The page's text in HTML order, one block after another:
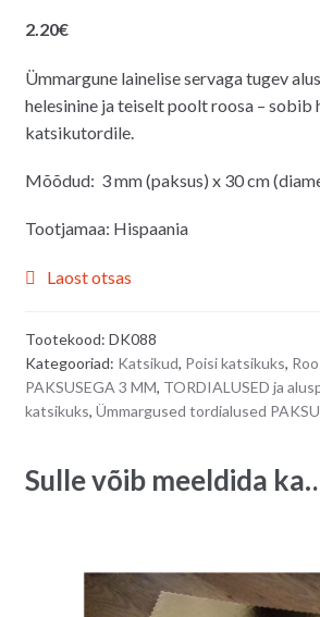
2.20€
Ümmargune lainelise servaga tugev
helesinine ja teiselt poolt roosa – sobib
katsikutordile.
Mõõdud: 3 mm (paksus) x 30 cm
Tootjamaa: Hispaania
Laost otsas
Tootekood: DK088
Kategooriad: Katsikud, Poisi katsikuks,
PAKSUSEGA 3 MM, TORDIALUSED ja
katsikuks, Ümmargused tordialused
Sulle võib meeldida